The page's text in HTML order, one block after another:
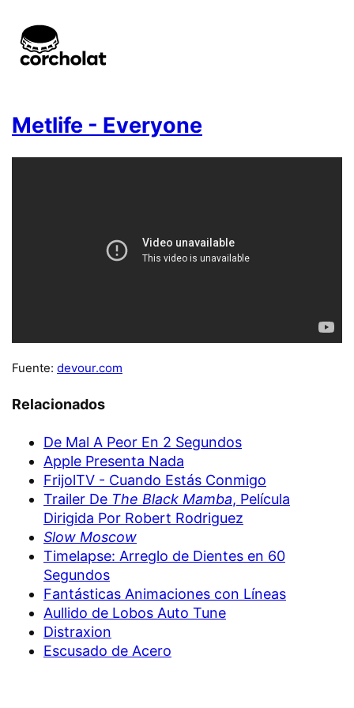
Metlife - Everyone
Fuente: devour.com
Relacionados
De Mal A Peor En 2 Segundos
Apple Presenta Nada
FrijolTV - Cuando Estás Conmigo
Trailer De The Black Mamba, Película
Dirigida Por Robert Rodriguez
Slow Moscow
Timelapse: Arreglo de Dientes en 60
Segundos
Fantásticas Animaciones con Líneas
Aullido de Lobos Auto Tune
Distraxion
Escusado de Acero